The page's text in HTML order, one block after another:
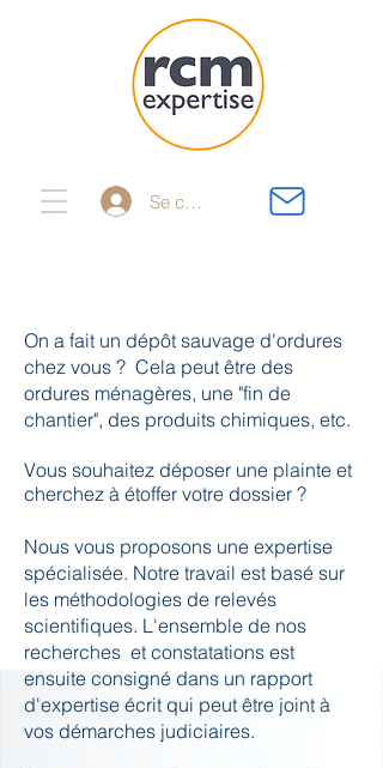
Se connecter
On a fait un dépôt sauvage d'ordures
chez vous ? Cela peut être des
ordures ménagères, une "fin de
chantier", des produits chimiques, etc.
Vous souhaitez déposer une plainte et
cherchez à étoffer votre dossier ?
Nous vous proposons une expertise
spécialisée. Notre travail est basé sur
les méthodologies de relevés
scientifiques. L'ensemble de nos
recherches et constatations est
ensuite consigné dans un rapport
d'expertise écrit qui peut être joint à
vos démarches judiciaires.